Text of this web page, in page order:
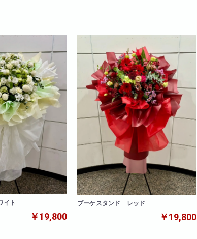
イト
￥19,800
ブーケスタンド レッド
￥19,800